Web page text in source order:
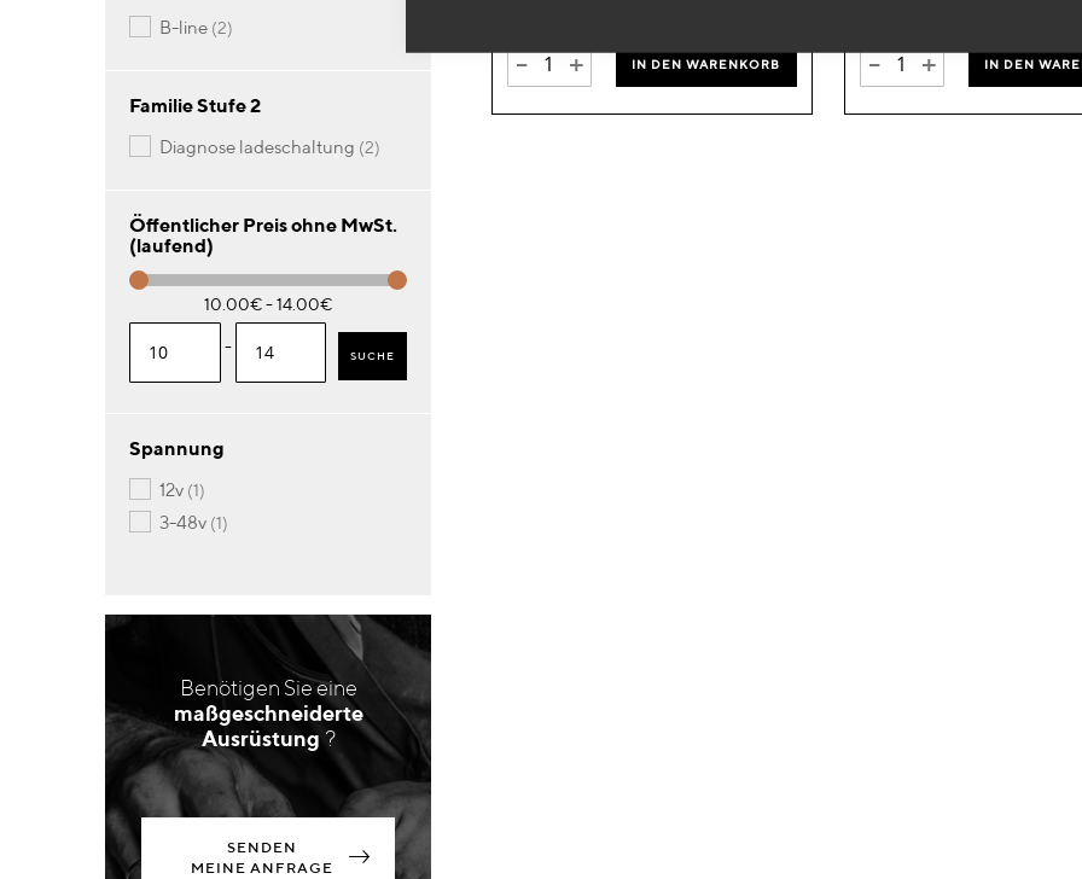
- + IN DEN WARENKORB - + IN DEN
b-line 2Artikel
Familie Stufe 2
diagnose ladeschaltung 2Artikel
Öffentlicher Preis ohne MwSt.
(laufend)
10.00€ - 14.00€
- SUCHE
Spannung
12v 1Artikel
3-48v 1Artikel
Benötigen Sie eine
maßgeschneiderte
Ausrüstung ?
SENDEN
MEINE ANFRAGE